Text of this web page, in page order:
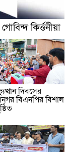
কির্ত্তনীয়া
দিবসের
বিএনপির বিশাল